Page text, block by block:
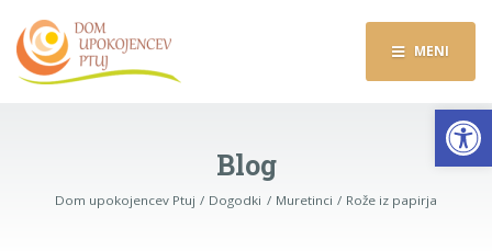
MENI
Blog
Dom upokojencev Ptuj Dogodki Muretinci Rože iz papirja